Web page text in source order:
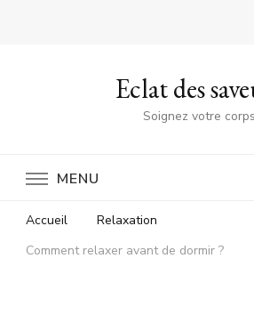
Eclat des
Soignez votre corps
MENU
Accueil
Relaxation
Comment relaxer avant de dormir ?